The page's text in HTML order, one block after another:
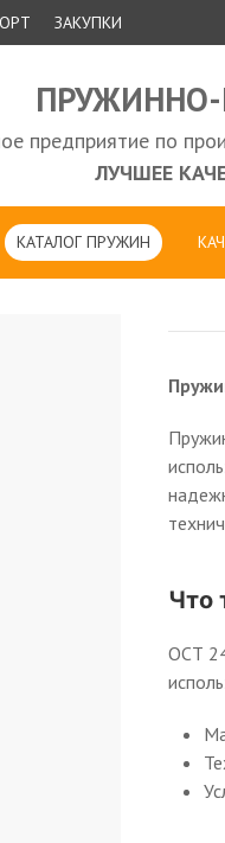
ЗАКУПКИ
предприятие по
ЛУЧШЕЕ
КАТАЛОГ ПРУЖИН
Что
ОСТ